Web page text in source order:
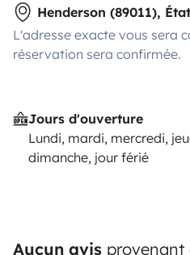
Henderson (89011),
L'adresse exacte vous sera
réservation sera confirmée.
Jours d'ouverture
Lundi, mardi, mercredi,
dimanche, jour férié
Aucun avis provenant